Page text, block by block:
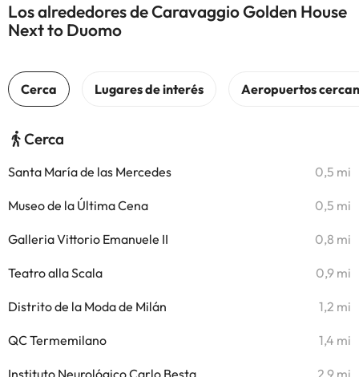
Los alrededores de Caravaggio Golden House
Next to Duomo
Cerca
Santa María de las Mercedes 0,5 mi
Museo de la Última Cena 0,5 mi
Galleria Vittorio Emanuele II 0,8 mi
Teatro alla Scala 0,9 mi
Distrito de la Moda de Milán 1,2 mi
QC Termemilano 1,4 mi
Instituto Neurológico Carlo Besta 2,9 mi